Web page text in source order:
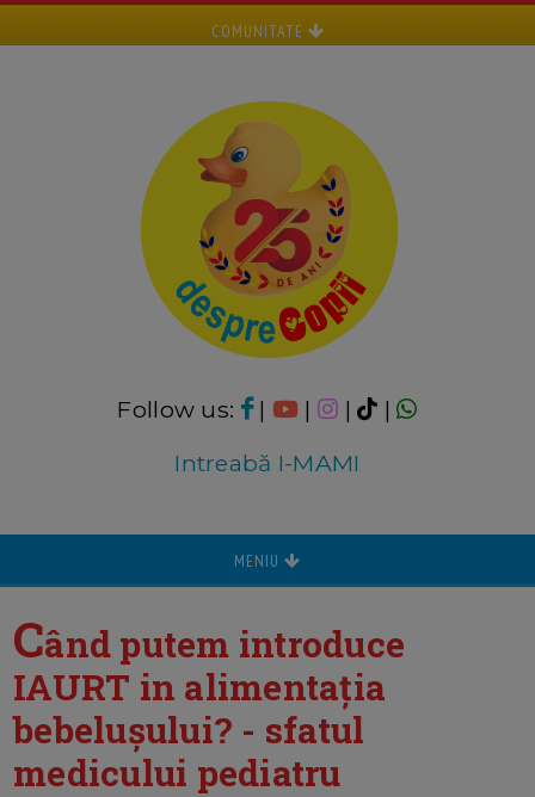
COMUNITATE
Follow us: | | |
|
Intreabă I-MAMI
MENIU
Când putem introduce
IAURT in alimentația
bebelușului? - sfatul
medicului pediatru